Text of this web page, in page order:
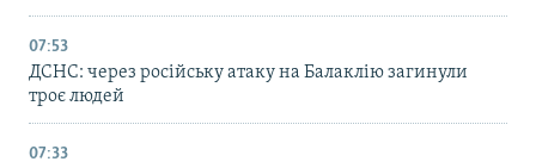
07:53
ДСНС: через російську атаку на Балаклію загинули
троє людей
07:33